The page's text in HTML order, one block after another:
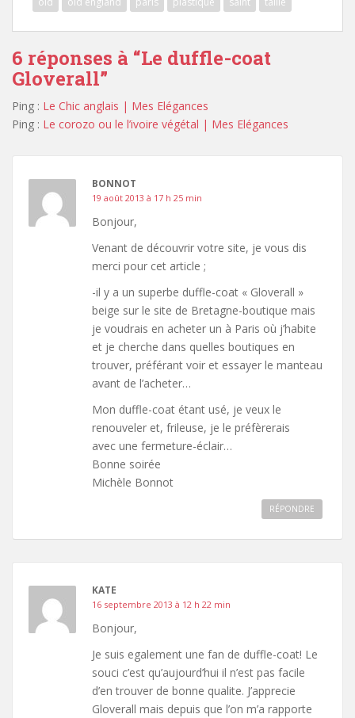
6 réponses à “Le duffle-coat
Gloverall”
Ping : Le Chic anglais | Mes Elégances
Ping : Le corozo ou le l’ivoire végétal | Mes Elégances
BONNOT
19 août 2013 à 17 h 25 min
Bonjour,
Venant de découvrir votre site, je vous dis
merci pour cet article ;
-il y a un superbe duffle-coat « Gloverall »
beige sur le site de Bretagne-boutique mais
je voudrais en acheter un à Paris où j’habite
et je cherche dans quelles boutiques en
trouver, préférant voir et essayer le manteau
avant de l’acheter…
Mon duffle-coat étant usé, je veux le
renouveler et, frileuse, je le préfèrerais
avec une fermeture-éclair…
Bonne soirée
Michèle Bonnot
RÉPONDRE
KATE
16 septembre 2013 à 12 h 22 min
Bonjour,
Je suis egalement une fan de duffle-coat! Le
souci c’est qu’aujourd’hui il n’est pas facile
d’en trouver de bonne qualite. J’apprecie
Gloverall mais depuis que l’on m’a rapporte